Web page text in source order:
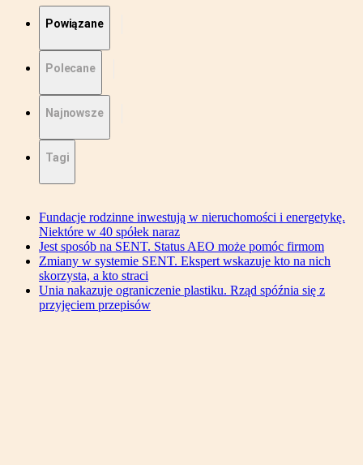
Powiązane
Polecane
Najnowsze
Tagi
Fundacje rodzinne inwestują w nieruchomości i energetykę.
Niektóre w 40 spółek naraz
Jest sposób na SENT. Status AEO może pomóc firmom
Zmiany w systemie SENT. Ekspert wskazuje kto na nich
skorzysta, a kto straci
Unia nakazuje ograniczenie plastiku. Rząd spóźnia się z
przyjęciem przepisów